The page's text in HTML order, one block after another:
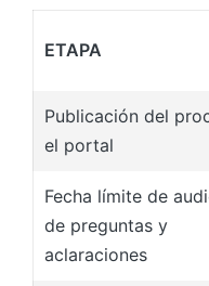
ETAPA
Publicación del
el portal
Fecha límite de
de preguntas y
aclaraciones